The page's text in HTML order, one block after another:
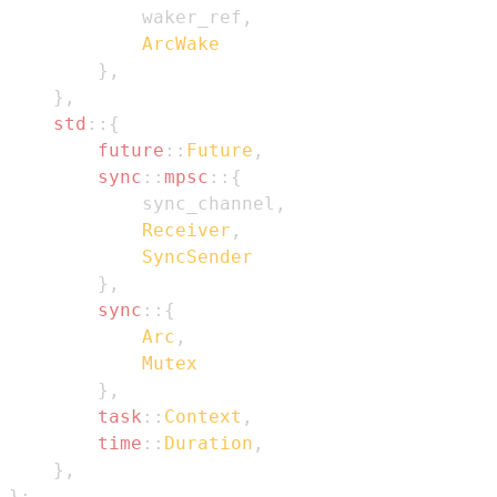
            waker_ref
,
ArcWake
} ,
} ,
std :: {
future :: Future ,
sync :: mpsc :: {
            sync_channel
,
Receiver ,
SyncSender
} ,
sync :: {
Arc ,
Mutex
} ,
task :: Context ,
time :: Duration ,
} ,